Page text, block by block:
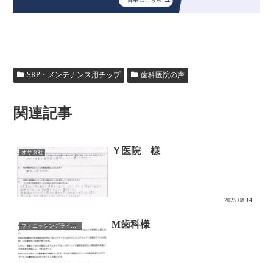
SRP・メンテナンス用チップ 歯科医院の声
関連記事
オサダ社 Ｙ医院 様
2025.08.14
フィニッシングライン形成用チップ NAZOL M歯科様